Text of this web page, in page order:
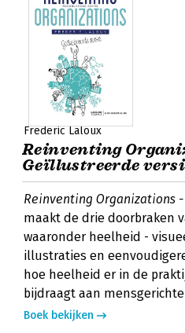
Frederic Laloux
Reinventing
Geïllustreerde
Reinventing Organizations
maakt de drie doorbraken
waaronder heelheid -
illustraties en
hoe heelheid er in de
bijdraagt aan
Boek bekijken